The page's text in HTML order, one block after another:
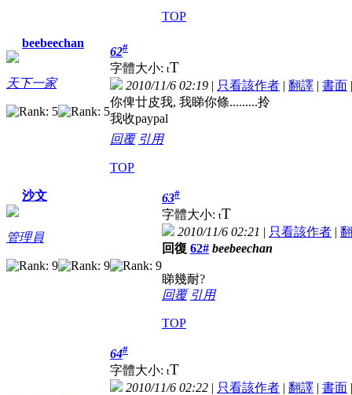
TOP
beebeechan
天下一家
62#
字體大小: tT
2010/11/6 02:19 | 只看該作者 | 翻譯 | 書面
你俾廿皮我, 我睇你條.........拎
我收paypal
回覆 引用
TOP
沙文
管理員
63#
字體大小: tT
2010/11/6 02:21 | 只看該作者 |
回復 62# beebeechan
睇幾耐?
回覆 引用
TOP
64#
字體大小: tT
2010/11/6 02:22 | 只看該作者 | 翻譯 | 書面